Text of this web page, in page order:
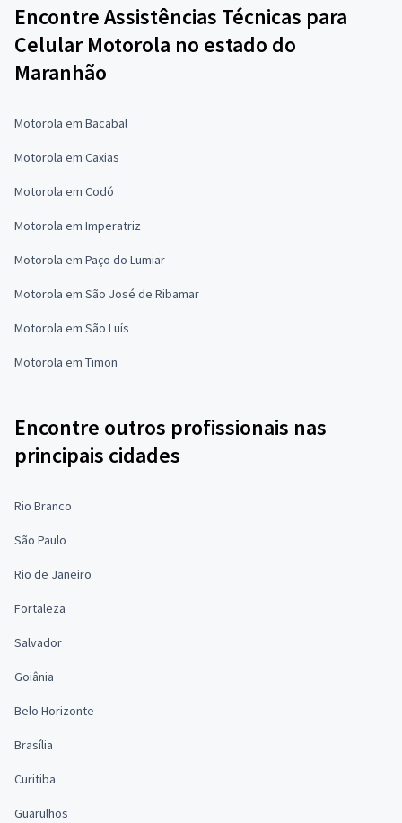
Encontre Assistências Técnicas para
Celular Motorola no estado do
Maranhão
Motorola em Bacabal
Motorola em Caxias
Motorola em Codó
Motorola em Imperatriz
Motorola em Paço do Lumiar
Motorola em São José de Ribamar
Motorola em São Luís
Motorola em Timon
Encontre outros profissionais nas
principais cidades
Rio Branco
São Paulo
Rio de Janeiro
Fortaleza
Salvador
Goiânia
Belo Horizonte
Brasília
Curitiba
Guarulhos